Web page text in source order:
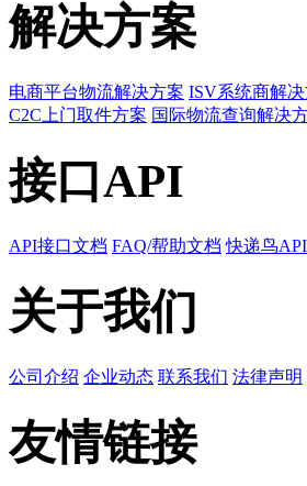
解决方案
电商平台物流解决方案 ISV系统商解
C2C上门取件方案 国际物流查询解决
接口API
API接口文档 FAQ/帮助文档 快递鸟
关于我们
公司介绍 企业动态 联系我们 法律声明
友情链接